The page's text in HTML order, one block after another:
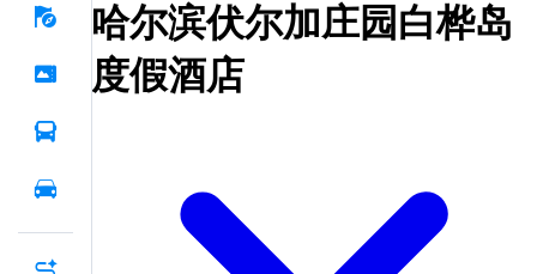
哈尔滨伏尔加庄园白桦岛
度假酒店